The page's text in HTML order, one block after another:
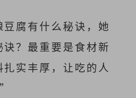
腐有什么秘诀，她
？最重要是食材新
实丰厚，让吃的人